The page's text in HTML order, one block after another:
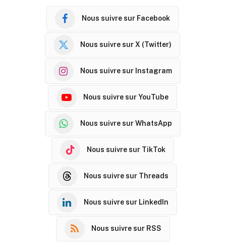
Nous suivre sur Facebook
Nous suivre sur X (Twitter)
Nous suivre sur Instagram
Nous suivre sur YouTube
Nous suivre sur WhatsApp
Nous suivre sur TikTok
Nous suivre sur Threads
Nous suivre sur LinkedIn
Nous suivre sur RSS